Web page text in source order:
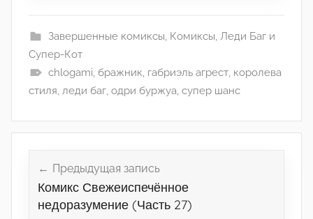
Завершенные комиксы, Комиксы, Леди Баг и
Супер-Кот
chlogami, бражник, габриэль агрест, королева
стиля, леди баг, одри буржуа, супер шанс
записям
Предыдущая запись
Комикс Свежеиспечённое
недоразумение (Часть 27)